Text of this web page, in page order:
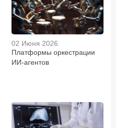
02 Июня 2026
Платформы оркестрации
ИИ-агентов